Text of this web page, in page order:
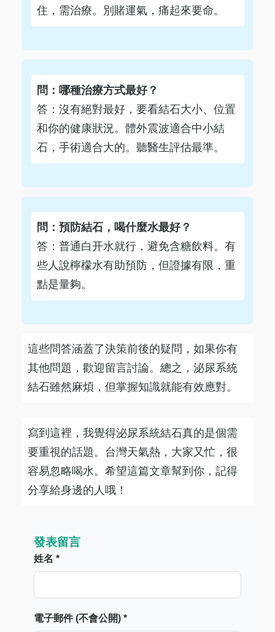
住，需治療。別賭運氣，痛起來要命。
問：哪種治療方式最好？
答：沒有絕對最好，要看結石大小、位置
和你的健康狀況。體外震波適合中小結
石，手術適合大的。聽醫生評估最準。
問：預防結石，喝什麼水最好？
答：普通白开水就行，避免含糖飲料。有
些人說檸檬水有助預防，但證據有限，重
點是量夠。
這些問答涵蓋了決策前後的疑問，如果你有
其他問題，歡迎留言討論。總之，泌尿系統
結石雖然麻煩，但掌握知識就能有效應對。
寫到這裡，我覺得泌尿系統結石真的是個需
要重視的話題。台灣天氣熱，大家又忙，很
容易忽略喝水。希望這篇文章幫到你，記得
分享給身邊的人哦！
發表留言
姓名 *
電子郵件 (不會公開) *